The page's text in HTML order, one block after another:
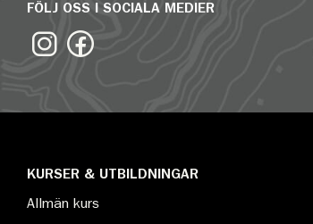
FÖLJ OSS I SOCIALA MEDIER
KURSER & UTBILDNINGAR
Allmän kurs